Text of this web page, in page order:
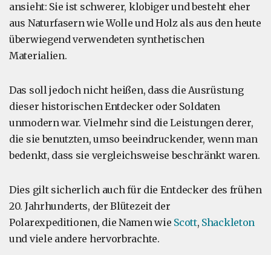
ansieht: Sie ist schwerer, klobiger und besteht eher
aus Naturfasern wie Wolle und Holz als aus den heute
überwiegend verwendeten synthetischen
Materialien.
Das soll jedoch nicht heißen, dass die Ausrüstung
dieser historischen Entdecker oder Soldaten
unmodern war. Vielmehr sind die Leistungen derer,
die sie benutzten, umso beeindruckender, wenn man
bedenkt, dass sie vergleichsweise beschränkt waren.
Dies gilt sicherlich auch für die Entdecker des frühen
20. Jahrhunderts, der Blütezeit der
Polarexpeditionen, die Namen wie Scott, Shackleton
und viele andere hervorbrachte.